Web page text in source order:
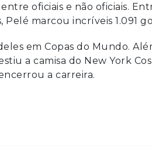
oficiais e não oficiais.
marcou incríveis 1.091
em Copas do Mundo.
a camisa do New York
a carreira.